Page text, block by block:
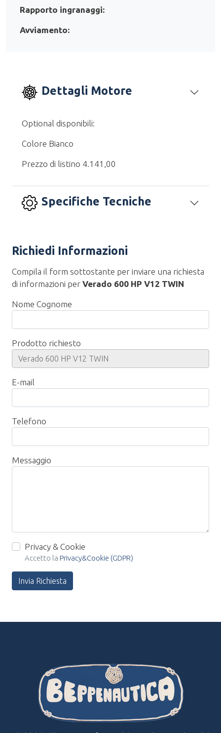
Rapporto ingranaggi:
Avviamento:
Dettagli Motore
Optional disponibili:
Colore Bianco
Prezzo di listino 4.141,00
Specifiche Tecniche
Richiedi Informazioni
Compila il form sottostante per inviare una richiesta
di informazioni per Verado 600 HP V12 TWIN
Nome Cognome
Prodotto richiesto
E-mail
Telefono
Messaggio
Privacy & Cookie
Accetto la Privacy&Cookie (GDPR)
Invia Richiesta